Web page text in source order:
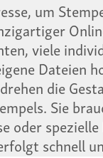
um
viele
Dateien
die
Sie
oder
schnell